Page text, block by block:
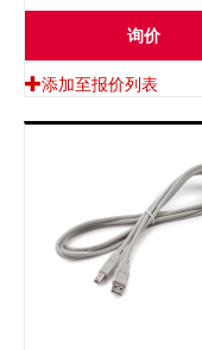
询价
添加至报价列表